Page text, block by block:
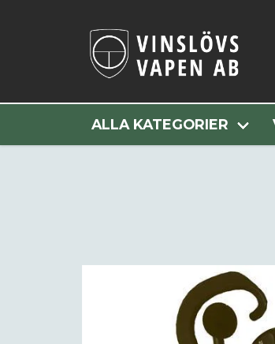
ALLA KATEGORIER
Hem Alla